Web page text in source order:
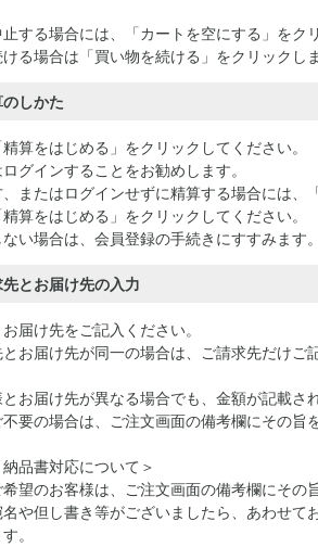
する場合には、「カートを空にする」をク
る場合は「買い物を続ける」をクリックしま
しかた
算をはじめる」をクリックしてください。
グインすることをお勧めします。
またはログインせずに精算する場合には、
算をはじめる」をクリックしてください。
い場合は、会員登録の手続きにすすみます。
とお届け先の入力
届け先をご記入ください。
とお届け先が同一の場合は、ご請求先だけご
お届け先が異なる場合でも、金額が記載さ
要の場合は、ご注文画面の備考欄にその旨
品書対応について＞
望のお客様は、ご注文画面の備考欄にその
や但し書き等がございましたら、あわせ
。